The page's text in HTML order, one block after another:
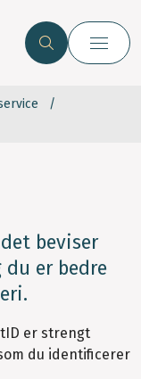
beviser
er bedre
er strengt
du identificerer